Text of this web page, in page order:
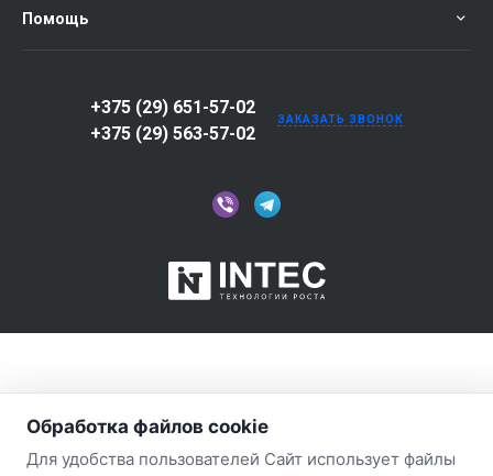
Помощь
+375 (29) 651-57-02
+375 (29) 563-57-02
ЗАКАЗАТЬ ЗВОНОК
Обработка файлов cookie
Для удобства пользователей Сайт использует файлы